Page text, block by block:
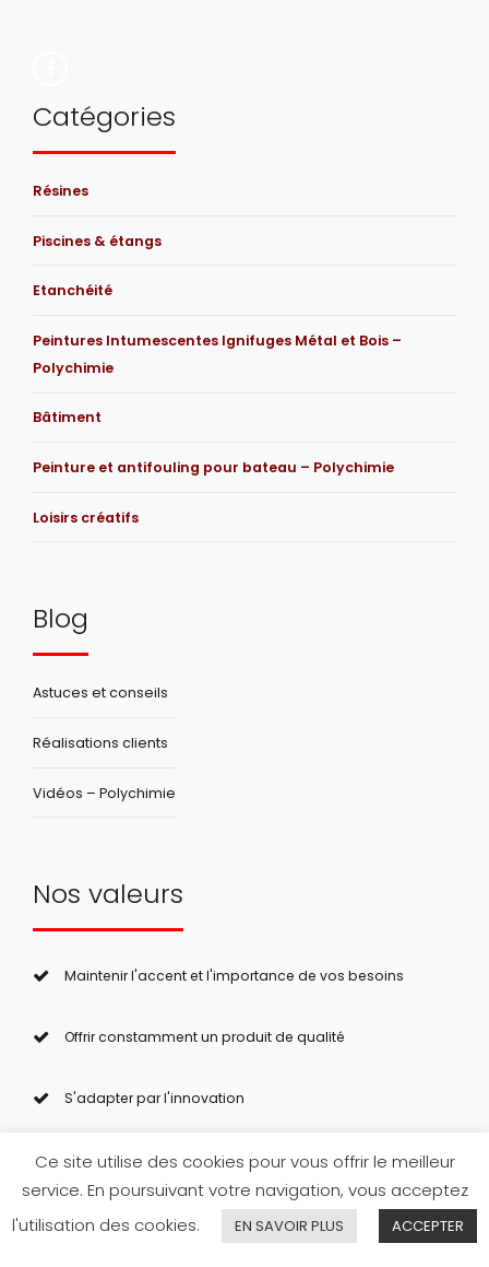
Catégories
Résines
Piscines & étangs
Etanchéité
Peintures Intumescentes Ignifuges Métal et Bois –
Polychimie
Bâtiment
Peinture et antifouling pour bateau – Polychimie
Loisirs créatifs
Blog
Astuces et conseils
Réalisations clients
Vidéos – Polychimie
Nos valeurs
Maintenir l'accent et l'importance de vos besoins
Offrir constamment un produit de qualité
S'adapter par l'innovation
© 2023 POLYCHIMIE srl – Tous droits réservés – Politique
de confidentialité –
– Création de site internet par
adevo.be
Ce site utilise des cookies pour vous offrir le meilleur
service. En poursuivant votre navigation, vous acceptez
l'utilisation des cookies.
EN SAVOIR PLUS ACCEPTER